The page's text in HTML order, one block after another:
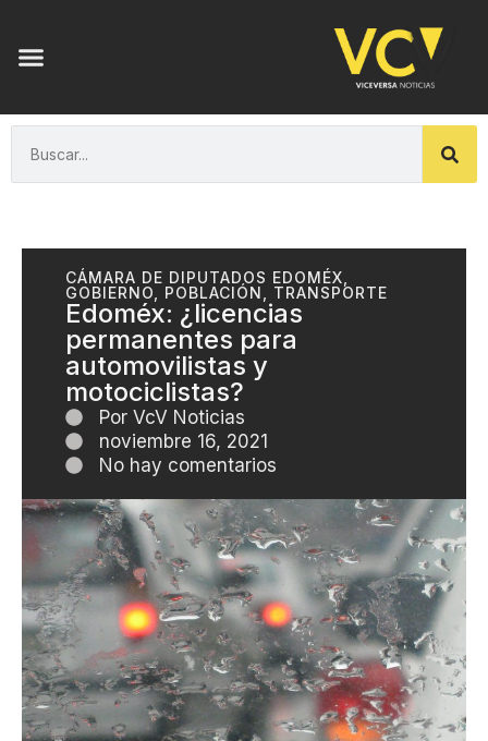
CÁMARA DE DIPUTADOS EDOMÉX,
GOBIERNO, POBLACIÓN , TRANSPORTE
Edoméx: ¿licencias
permanentes para
automovilistas y
motociclistas?
Por VcV Noticias
noviembre 16, 2021
No hay comentarios